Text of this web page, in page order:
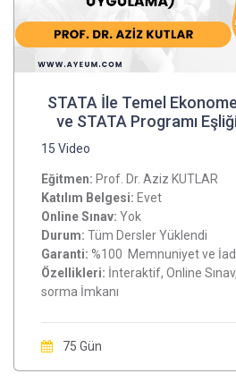
STATA İle Temel
ve STATA Programı
15 Video
Eğitmen: Prof. Dr. Aziz KUTLAR
Katılım Belgesi: Evet
Online Sınav: Yok
Durum: Tüm Dersler Yüklendi
Garanti: %100 Memnuniyet ve
Özellikleri: İnteraktif, Online
sorma İmkanı
75 Gün